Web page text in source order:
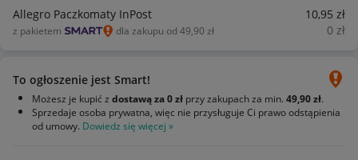
Allegro Paczkomaty InPost 10,95 zł
z pakietem dla zakupu od 49,90 zł 0 zł
To ogłoszenie jest Smart!
Możesz je kupić z dostawą za 0 zł przy zakupach za min. 49,90 zł.
Sprzedaje osoba prywatna, więc nie przysługuje Ci prawo odstąpienia
od umowy. Dowiedz się więcej »